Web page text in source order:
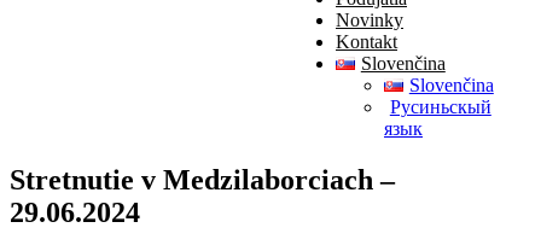
Novinky
Kontakt
Slovenčina
Slovenčina
Pусиньскый
язык
Stretnutie v Medzilaborciach –
29.06.2024